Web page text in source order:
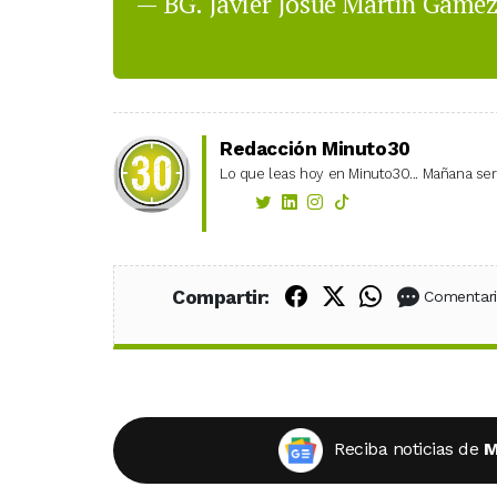
Redacción Minuto30
Lo que leas hoy en Minuto30... Mañana
Compartir: Compartir en
Compartir en
Compartir
Reciba noticias de